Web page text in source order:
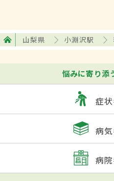
山梨県 小淵沢駅
悩みに寄り添
症状
病気
病院